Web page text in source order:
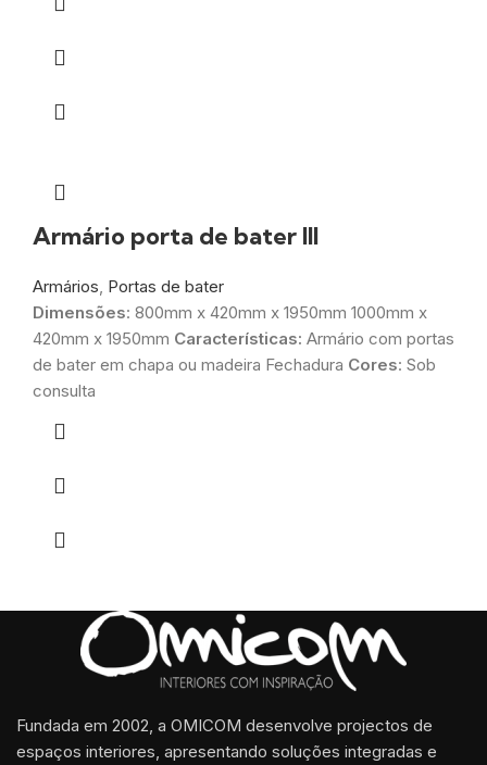
Armário porta de bater III
Armários, Portas de bater
Dimensões: 800mm x 420mm x 1950mm 1000mm x
420mm x 1950mm Características: Armário com portas
de bater em chapa ou madeira Fechadura Cores: Sob
consulta
Fundada em 2002, a OMICOM desenvolve projectos de
espaços interiores, apresentando soluções integradas e